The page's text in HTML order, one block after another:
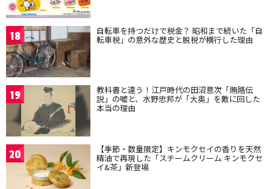
18 自転車を持つだけで税金？ 昭和まで続いた「自
転車税」の意外な歴史と脱税が横行した理由
19 教科書と違う！江戸時代の田沼意次「賄賂伝
説」の嘘と、水野忠邦が「大奥」を敵に回した
本当の理由
20 【季節・数量限定】キンモクセイの香りを天然
精油で再現した「スチームクリーム キンモクセ
イ&茶」新登場